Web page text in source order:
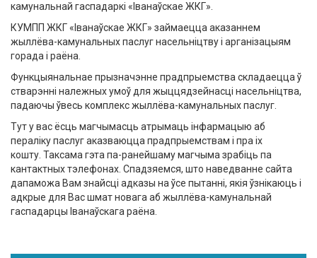
камунальнай гаспадаркі «Іванаўскае ЖКГ».
КУМПП ЖКГ «Іванаўскае ЖКГ» займаецца аказаннем
жыллёва-камунальных паслуг насельніцтву і арганізацыям
горада і раёна.
Функцыянальнае прызначэнне прадпрыемства складаецца ў
стварэнні належных умоў для жыццядзейнасці насельніцтва,
падаючы ўвесь комплекс жыллёва-камунальных паслуг.
Тут у вас ёсць магчымасць атрымаць інфармацыю аб
пераліку паслуг аказваюцца прадпрыемствам і пра іх
кошту. Таксама гэта па-ранейшаму магчыма зрабіць па
кантактных тэлефонах. Спадзяемся, што наведванне сайта
дапаможа Вам знайсці адказы на ўсе пытанні, якія ўзнікаюць і
адкрые для Вас шмат новага аб жыллёва-камунальнай
гаспадарцы Іванаўскага раёна.